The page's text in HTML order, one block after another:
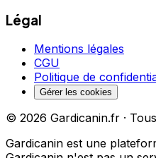
Légal
Mentions légales
CGU
Politique de
Gérer les cookies
© 2026 Gardicanin.fr ·
Gardicanin est une